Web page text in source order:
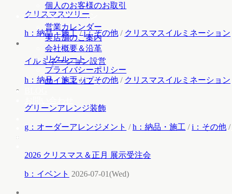
個人のお客様のお取引
インフォメーション
営業カレンダー
実店舗のご案内
会社概要＆沿革
リクルート
プライバシーポリシー
サイトマップ
クリスマスツリー
h：納品・施工/i：その他 / クリスマスイルミネーション
イルミネーション設営
h：納品・施工/i：その他 / クリスマスイルミネーション
グリーンアレンジ装飾
g：オーダーアレンジメント /h：納品・施工 /i：その他 /
2026 クリスマス＆正月 展示受注会
b：イベント 2026-07-01(Wed)